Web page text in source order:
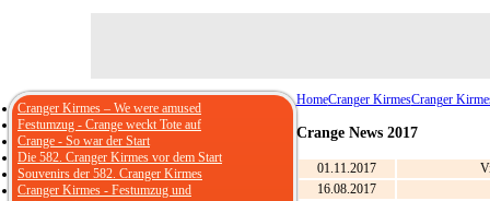
HomeCranger KirmesCranger
Crange News 2017
01.11.2017
16.08.2017
Cranger Kirmes – We were amused
Festumzug - Crange weckt Tote auf
Crange - So war der Start
Die 582. Cranger Kirmes vor dem Start
Souvenirs der 582. Cranger Kirmes
Cranger Kirmes - Festumzug und